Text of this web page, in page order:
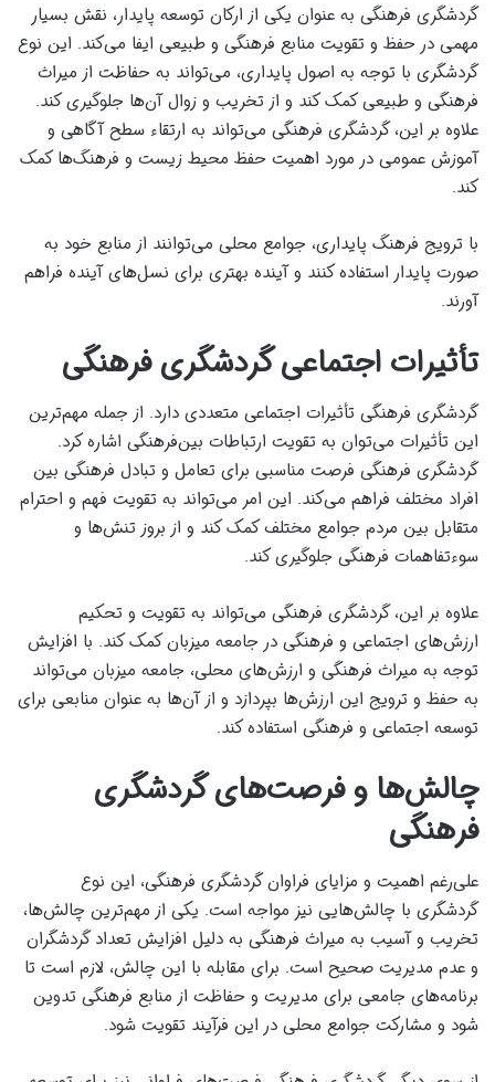
گردشگری فرهنگی به عنوان یکی از ارکان توسعه پایدار، نقش بسیار
مهمی در حفظ و تقویت منابع فرهنگی و طبیعی ایفا می‌کند. این نوع
گردشگری با توجه به اصول پایداری، می‌تواند به حفاظت از میراث
فرهنگی و طبیعی کمک کند و از تخریب و زوال آن‌ها جلوگیری کند.
علاوه بر این، گردشگری فرهنگی می‌تواند به ارتقاء سطح آگاهی و
آموزش عمومی در مورد اهمیت حفظ محیط زیست و فرهنگ‌ها کمک
کند.
با ترویج فرهنگ پایداری، جوامع محلی می‌توانند از منابع خود به
صورت پایدار استفاده کنند و آینده بهتری برای نسل‌های آینده فراهم
آورند.
تأثیرات اجتماعی گردشگری فرهنگی
گردشگری فرهنگی تأثیرات اجتماعی متعددی دارد. از جمله مهم‌ترین
این تأثیرات می‌توان به تقویت ارتباطات بین‌فرهنگی اشاره کرد.
گردشگری فرهنگی فرصت مناسبی برای تعامل و تبادل فرهنگی بین
افراد مختلف فراهم می‌کند. این امر می‌تواند به تقویت فهم و احترام
متقابل بین مردم جوامع مختلف کمک کند و از بروز تنش‌ها و
سوءتفاهمات فرهنگی جلوگیری کند.
علاوه بر این، گردشگری فرهنگی می‌تواند به تقویت و تحکیم
ارزش‌های اجتماعی و فرهنگی در جامعه میزبان کمک کند. با افزایش
توجه به میراث فرهنگی و ارزش‌های محلی، جامعه میزبان می‌تواند
به حفظ و ترویج این ارزش‌ها بپردازد و از آن‌ها به عنوان منابعی برای
توسعه اجتماعی و فرهنگی استفاده کند.
چالش‌ها و فرصت‌های گردشگری
فرهنگی
علی‌رغم اهمیت و مزایای فراوان گردشگری فرهنگی، این نوع
گردشگری با چالش‌هایی نیز مواجه است. یکی از مهم‌ترین چالش‌ها،
تخریب و آسیب به میراث فرهنگی به دلیل افزایش تعداد گردشگران
و عدم مدیریت صحیح است. برای مقابله با این چالش، لازم است تا
برنامه‌های جامعی برای مدیریت و حفاظت از منابع فرهنگی تدوین
شود و مشارکت جوامع محلی در این فرآیند تقویت شود.